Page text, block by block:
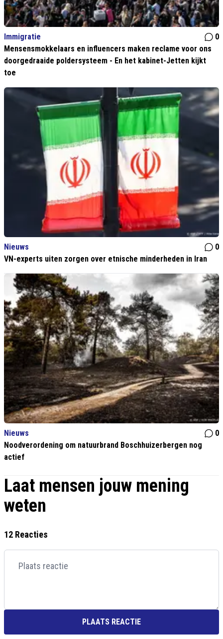
Immigratie
0
Mensensmokkelaars en influencers maken reclame voor ons
doorgedraaide poldersysteem - En het kabinet-Jetten kijkt
toe
Nieuws
0
VN-experts uiten zorgen over etnische minderheden in Iran
Nieuws
0
Noodverordening om natuurbrand Boschhuizerbergen nog
actief
Laat mensen jouw mening
weten
12 Reacties
PLAATS REACTIE